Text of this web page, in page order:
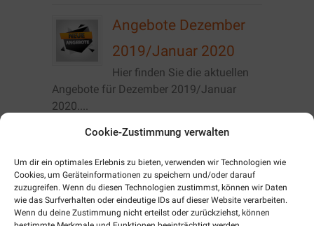
Cookie-Zustimmung verwalten
Um dir ein optimales Erlebnis zu bieten, verwenden wir Technologien wie
Cookies, um Geräteinformationen zu speichern und/oder darauf
zuzugreifen. Wenn du diesen Technologien zustimmst, können wir Daten
wie das Surfverhalten oder eindeutige IDs auf dieser Website verarbeiten.
Wenn du deine Zustimmung nicht erteilst oder zurückziehst, können
Angebote Dezember
2019/Januar 2020
Hier finden Sie die aktuellen
Angebote für Dezember 2019/Januar
2020....
Vodafone Netz
Momentan kommt es im
Stadtgebiet von Zeulenroda zu Störungen